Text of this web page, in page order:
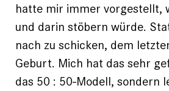
hatte mir immer vorgestellt,
und darin stöbern würde.
nach zu schicken, dem
Geburt. Mich hat das sehr
das 50 : 50-Modell, sondern